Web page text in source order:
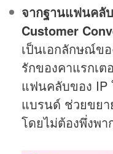
จากฐานแฟนคลั
Customer
เป็นเอกลักษณ์ข
รักของคาแรกเต
แฟนคลับของ IP
แบรนด์ ช่วยขยา
โดยไม่ต้องพึ่งพา